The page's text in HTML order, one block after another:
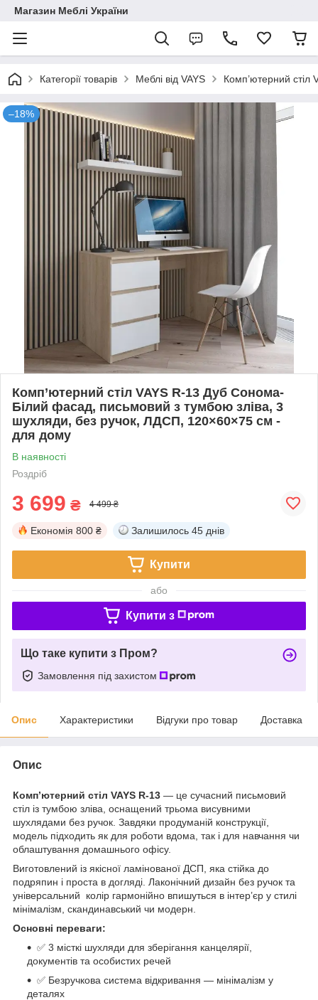
Магазин Меблі України
Категорії товарів Меблі від VAYS Комп’ютерний
–18%
Комп’ютерний стіл VAYS R-13 Дуб Сонома-
Білий фасад, письмовий з тумбою зліва, 3
шухляди, без ручок, ЛДСП, 120×60×75 см -
для дому
В наявності
Роздріб
3 699 ₴ 4 499 ₴
Економія 800 ₴ Залишилось 45 днів
Купити
або
Купити з
Що таке купити з Пром?
Замовлення під захистом
Опис Характеристики Відгуки про товар Доставка
Опис
Комп’ютерний стіл VAYS R-13 — це сучасний письмовий
стіл із тумбою зліва, оснащений трьома висувними
шухлядами без ручок. Завдяки продуманій конструкції,
модель підходить як для роботи вдома, так і для навчання чи
облаштування домашнього офісу.
Виготовлений із якісної ламінованої ДСП, яка стійка до
подряпин і проста в догляді. Лаконічний дизайн без ручок та
універсальний колір гармонійно впишуться в інтер’єр у стилі
мінімалізм, скандинавський чи модерн.
Основні переваги:
✅ 3 місткі шухляди для зберігання канцелярії,
документів та особистих речей
✅ Безручкова система відкривання — мінімалізм у
деталях